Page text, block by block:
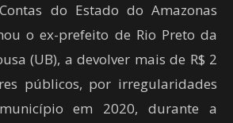
do Estado do Amazonas
o ex-prefeito de Rio Preto da
(UB), a devolver mais de R$ 2
públicos, por irregularidades
em 2020, durante a